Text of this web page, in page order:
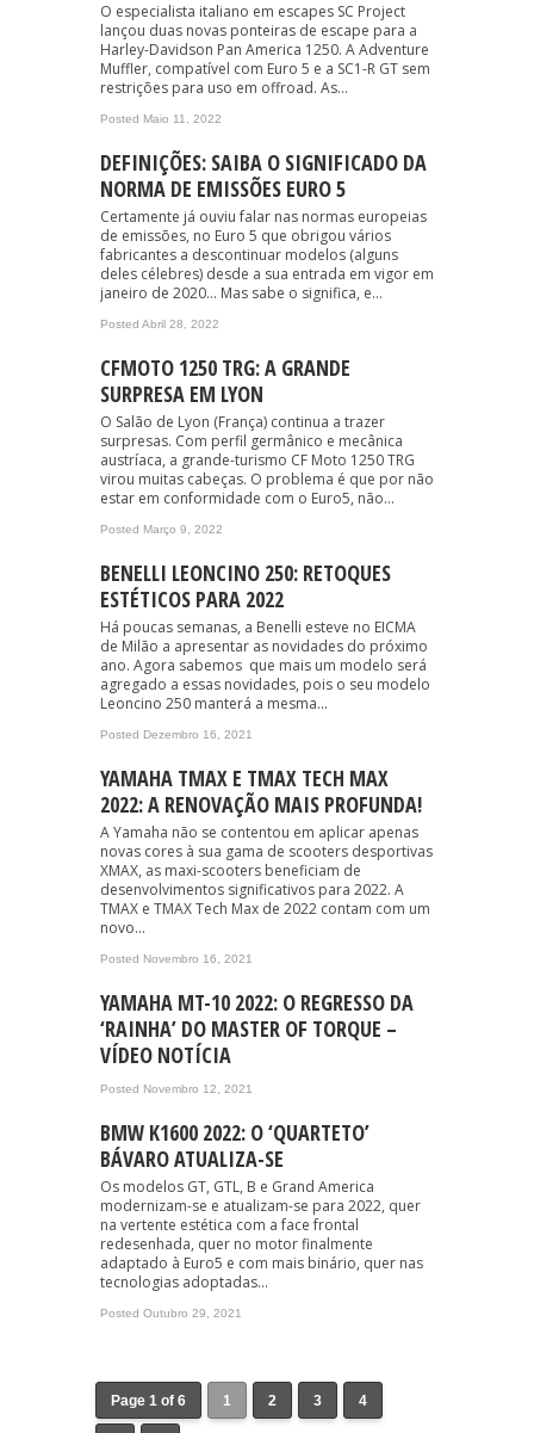
O especialista italiano em escapes SC Project
lançou duas novas ponteiras de escape para a
Harley-Davidson Pan America 1250. A Adventure
Muffler, compatível com Euro 5 e a SC1-R GT sem
restrições para uso em offroad. As...
Posted Maio 11, 2022
DEFINIÇÕES: SAIBA O SIGNIFICADO DA
NORMA DE EMISSÕES EURO 5
Certamente já ouviu falar nas normas europeias
de emissões, no Euro 5 que obrigou vários
fabricantes a descontinuar modelos (alguns
deles célebres) desde a sua entrada em vigor em
janeiro de 2020… Mas sabe o significa, e...
Posted Abril 28, 2022
CFMOTO 1250 TRG: A GRANDE
SURPRESA EM LYON
O Salão de Lyon (França) continua a trazer
surpresas. Com perfil germânico e mecânica
austríaca, a grande-turismo CF Moto 1250 TRG
virou muitas cabeças. O problema é que por não
estar em conformidade com o Euro5, não...
Posted Março 9, 2022
BENELLI LEONCINO 250: RETOQUES
ESTÉTICOS PARA 2022
Há poucas semanas, a Benelli esteve no EICMA
de Milão a apresentar as novidades do próximo
ano. Agora sabemos que mais um modelo será
agregado a essas novidades, pois o seu modelo
Leoncino 250 manterá a mesma...
Posted Dezembro 16, 2021
YAMAHA TMAX E TMAX TECH MAX
2022: A RENOVAÇÃO MAIS PROFUNDA!
A Yamaha não se contentou em aplicar apenas
novas cores à sua gama de scooters desportivas
XMAX, as maxi-scooters beneficiam de
desenvolvimentos significativos para 2022. A
TMAX e TMAX Tech Max de 2022 contam com um
novo...
Posted Novembro 16, 2021
YAMAHA MT-10 2022: O REGRESSO DA
‘RAINHA’ DO MASTER OF TORQUE –
VÍDEO NOTÍCIA
Posted Novembro 12, 2021
BMW K1600 2022: O ‘QUARTETO’
BÁVARO ATUALIZA-SE
Os modelos GT, GTL, B e Grand America
modernizam-se e atualizam-se para 2022, quer
na vertente estética com a face frontal
redesenhada, quer no motor finalmente
adaptado à Euro5 e com mais binário, quer nas
tecnologias adoptadas...
Posted Outubro 29, 2021
Page 1 of 6 1 2 3 4